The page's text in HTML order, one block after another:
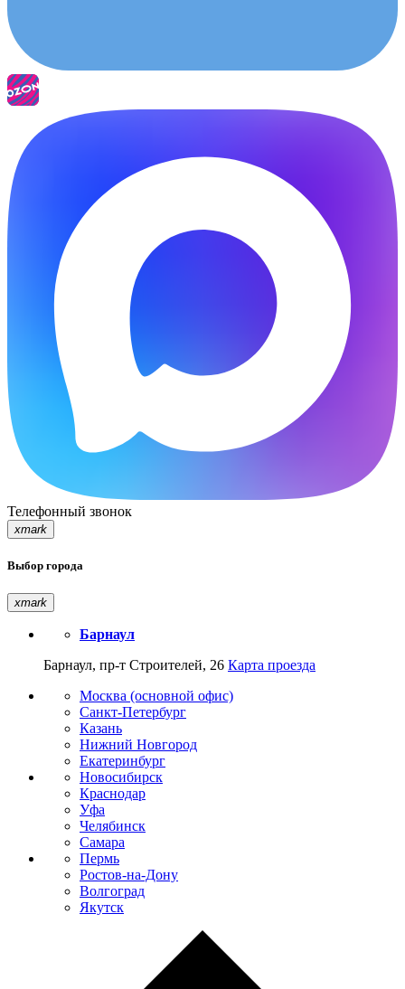
Телефонный звонок
xmark
Выбор города
xmark
Барнаул
Барнаул, пр-т Строителей, 26 Карта проезда
Москва (основной офис)
Санкт-Петербург
Казань
Нижний Новгород
Екатеринбург
Новосибирск
Краснодар
Уфа
Челябинск
Самара
Пермь
Ростов-на-Дону
Волгоград
Якутск